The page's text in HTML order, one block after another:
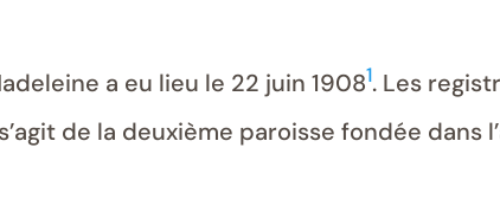
a eu lieu le 22 juin 19081. Les
de la deuxième paroisse fondée dans